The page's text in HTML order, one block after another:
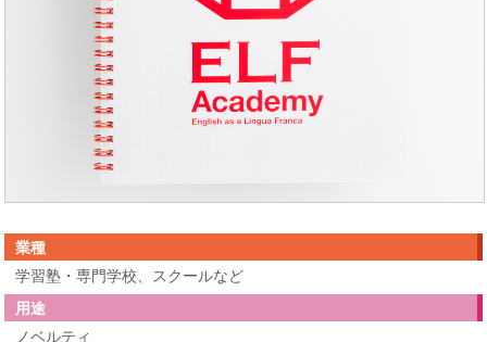
業種
学習塾・専門学校、スクールなど
用途
ノベルティ